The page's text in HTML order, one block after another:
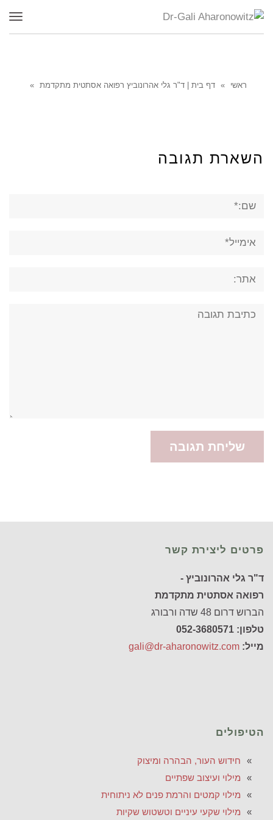
ראשי » דף בית | ד"ר גלי אהרונוביץ רפואה אסתטית מתקדמת »
השארת תגובה
פרטים ליצירת קשר
ד"ר גלי אהרונוביץ -
רפואה אסתטית מתקדמת
הברוש דרום 48 שדה ורבורג
טלפון: 052-3680571
מייל: gali@dr-aharonowitz.com
הטיפולים
חידוש העור, הבהרה ומיצוק
מילוי ועיצוב שפתיים
מילוי קמטים והרמת פנים לא ניתוחית
מילוי שקעי עיניים וטשטוש שקיות